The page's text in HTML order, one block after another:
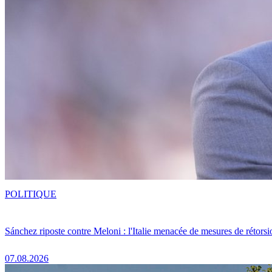
Sánchez riposte contre Meloni : l'Italie menacée de mesures de
07.08.2026
POLITIQUE